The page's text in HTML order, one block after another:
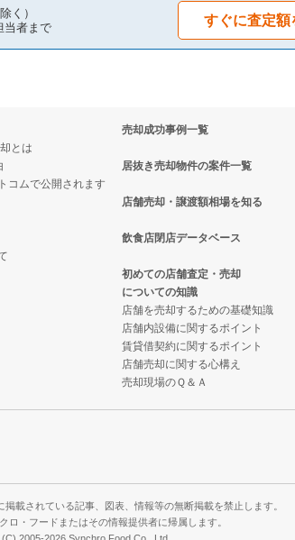
一覧
く）
当者まで
すぐに査定額
とは
コムで公開されます
売却成功事例一覧
居抜き売却物件の案件一覧
店舗売却・譲渡額相場を知る
飲食店閉店データベース
初めての店舗査定・売却
についての知識
店舗を売却するための基礎知識
店舗内設備に関するポイント
賃貸借契約に関するポイント
店舗売却に関する心構え
売却現場のＱ＆Ａ
掲載されている記事、図表、情報等の無断掲載を禁止します。
ロ・フードまたはその情報提供者に帰属します。